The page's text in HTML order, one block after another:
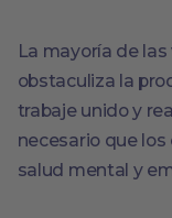
La mayoría de
obstaculiza la
trabaje unido y
necesario que
salud mental y